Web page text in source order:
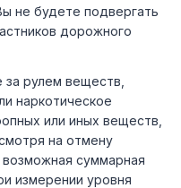
не будете подвергать
дорожного
рулем веществ,
наркотическое
или иных веществ,
на отмену
суммарная
измерении уровня